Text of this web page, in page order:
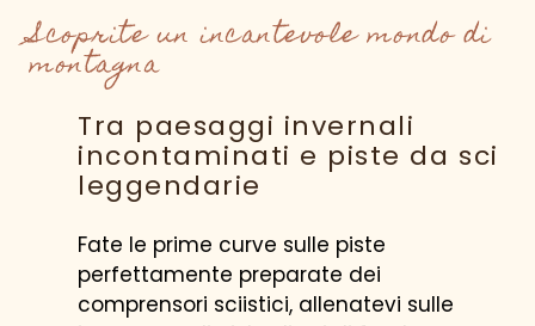
Scoprite un incantevole mondo di
montagna
Tra paesaggi invernali
incontaminati e piste da sci
leggendarie
Fate le prime curve sulle piste
perfettamente preparate dei
comprensori sciistici, allenatevi sulle